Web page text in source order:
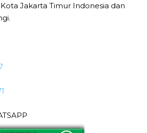
Jakarta Timur Indonesia dan